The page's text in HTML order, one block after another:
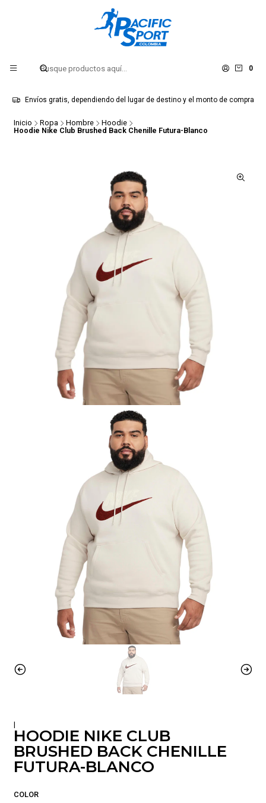
0
Envíos gratis, dependiendo del lugar de destino y el monto de compra
Inicio Ropa Hombre
Hoodie
Hoodie Nike Club Brushed Back Chenille Futura-Blanco
|
HOODIE NIKE CLUB
BRUSHED BACK CHENILLE
FUTURA-BLANCO
COLOR